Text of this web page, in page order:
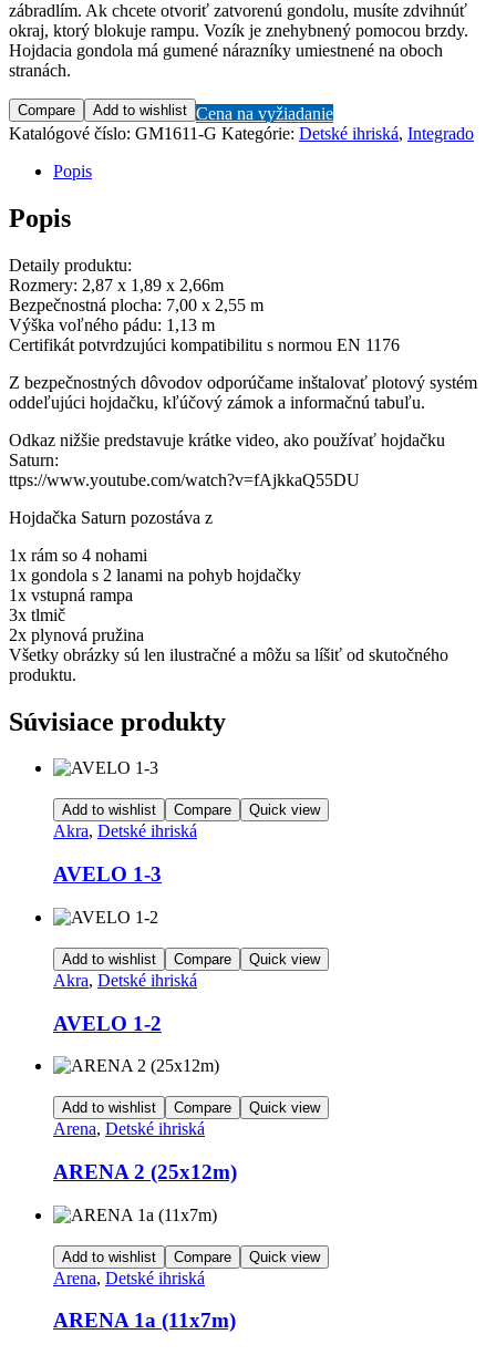
zábradlím. Ak chcete otvoriť zatvorenú gondolu, musíte zdvihnúť
okraj, ktorý blokuje rampu. Vozík je znehybnený pomocou brzdy.
Hojdacia gondola má gumené nárazníky umiestnené na oboch
stranách.
Compare Add to wishlist Cena na vyžiadanie
Katalógové číslo: GM1611-G Kategórie: Detské ihriská, Integrado
Popis
Popis
Detaily produktu:
Rozmery: 2,87 x 1,89 x 2,66m
Bezpečnostná plocha: 7,00 x 2,55 m
Výška voľného pádu: 1,13 m
Certifikát potvrdzujúci kompatibilitu s normou EN 1176
Z bezpečnostných dôvodov odporúčame inštalovať plotový systém
oddeľujúci hojdačku, kľúčový zámok a informačnú tabuľu.
Odkaz nižšie predstavuje krátke video, ako používať hojdačku
Saturn:
ttps://www.youtube.com/watch?v=fAjkkaQ55DU
Hojdačka Saturn pozostáva z
1x rám so 4 nohami
1x gondola s 2 lanami na pohyb hojdačky
1x vstupná rampa
3x tlmič
2x plynová pružina
Všetky obrázky sú len ilustračné a môžu sa líšiť od skutočného
produktu.
Súvisiace produkty
Add to wishlist Compare Quick view
Akra, Detské ihriská
AVELO 1-3
Add to wishlist Compare Quick view
Akra, Detské ihriská
AVELO 1-2
Add to wishlist Compare Quick view
Arena, Detské ihriská
ARENA 2 (25x12m)
Add to wishlist Compare Quick view
Arena, Detské ihriská
ARENA 1a (11x7m)